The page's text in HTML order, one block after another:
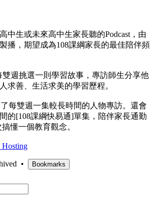
中生或未來高中生家長聽的Podcast，由
播，期望成為108課綱家長的最佳陪伴頻
週挑選一則學習故事，專訪師生分享他
求善、生活求美的學習歷程。
每雙週一集較長時間的人物專訪。還會
的[108課綱快易通]單集，陪伴家長通勤
懂一個教育觀念。
Hosting
• Bookmarks